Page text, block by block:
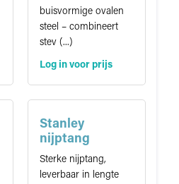
buisvormige ovalen
steel – combineert
stev (...)
Log in voor prijs
Stanley
nijptang
Sterke nijptang,
leverbaar in lengte